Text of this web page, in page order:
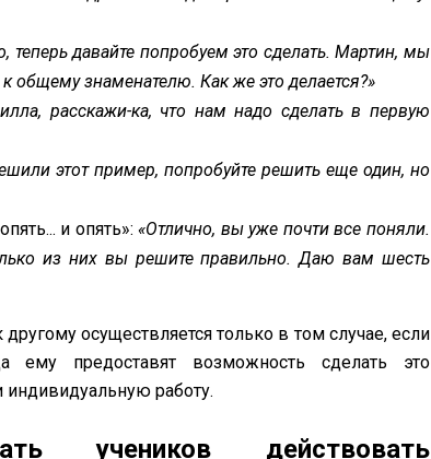
теперь давайте попробуем это сде­лать. Мартин, мы
общему знаменателю. Как же это делается?»
расскажи-ка, что нам надо сделать в первую
этот пример, попробуйте решить еще один, но
и опять»:«Отлично, вы уже почти все поняли.
из них вы решите правильно. Даю вам шесть
осуществляется только в том случае, если
ему предоставят возможность сделать это
индивидуальную работу.
учеников действовать